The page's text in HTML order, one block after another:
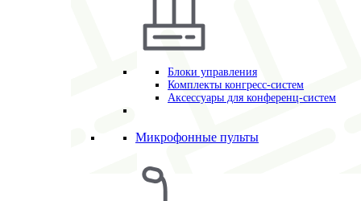
Блоки управления
Комплекты конгресс-систем
Аксессуары для конференц-систем
Микрофонные пульты